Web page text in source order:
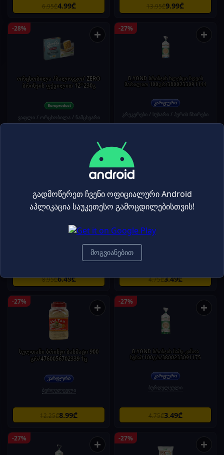
6.95₾4.99₾ 13.95₾9.99₾
-28% +
ორცხობილა /ბალოკკო/ ZERO
ბრინჯის ფქვილით 12*230გ
ვაფლი / ორცხობილა / ნამცხვარი
-27% +
B.YOND ბრინჯის ხლებცი ზღვის
მარილით 100გრ/3800233091144
კრეკერები / სუხარი / პურის ჩხირები
+
8.95₾6.49₾ 4.75₾3.49₾
-27% +
სულთანი ბრინჯი ბასმატი 900
გრ/4760056702339 1ც
ბურღულეული
12.25₾8.99₾
-27% +
B.YOND ბრინჯის ნამც.კინოა
სეზამ-100გრ/3800233091175
ბურღულეული
4.75₾3.49₾
-27% + -27% +
გადმოწერეთ ჩვენი ოფიციალური Android
აპლიკაცია საუკეთესო გამოცდილებისთვის!
მოგვიანებით